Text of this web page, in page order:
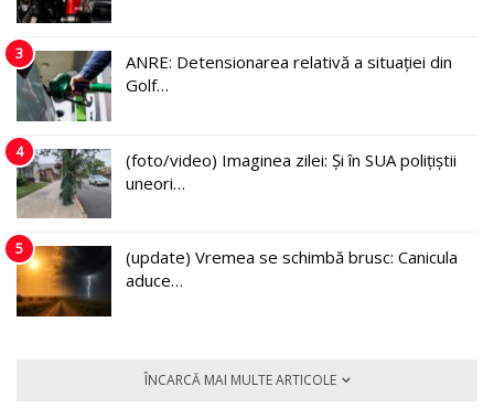
3
ANRE: Detensionarea relativă a situației din
Golf…
4
(foto/video) Imaginea zilei: Și în SUA polițiștii
uneori…
5
(update) Vremea se schimbă brusc: Canicula
aduce…
ÎNCARCĂ MAI MULTE ARTICOLE